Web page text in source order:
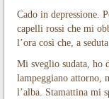
Cado in depressione.
capelli rossi che mi
l’ora così che, a
Mi sveglio sudata, ho
lampeggiano attorno,
l’alba. Stamattina mi